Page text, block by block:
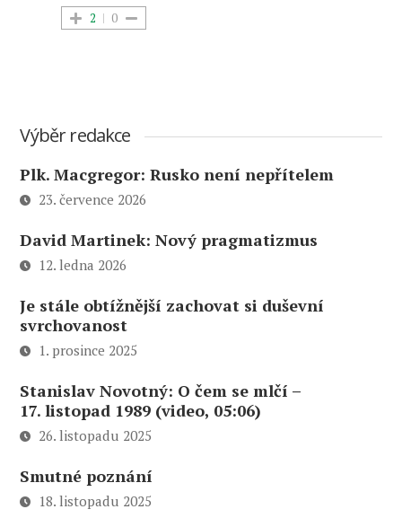
2 0
Výběr redakce
Plk. Macgregor: Rusko není nepřítelem
23. července 2026
David Martinek: Nový pragmatizmus
12. ledna 2026
Je stále obtížnější zachovat si duševní
svrchovanost
1. prosince 2025
Stanislav Novotný: O čem se mlčí –
17. listopad 1989 (video, 05:06)
26. listopadu 2025
Smutné poznání
18. listopadu 2025